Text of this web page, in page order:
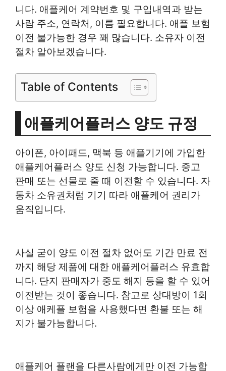
니다. 애플케어 계약번호 및 구입내역과 받는
사람 주소, 연락처, 이름 필요합니다. 애플 보험
이전 불가능한 경우 꽤 많습니다. 소유자 이전
절차 알아보겠습니다.
Table of Contents
애플케어플러스 양도 규정
아이폰, 아이패드, 맥북 등 애플기기에 가입한
애플케어플러스 양도 신청 가능합니다. 중고
판매 또는 선물로 줄 때 이전할 수 있습니다. 자
동차 소유권처럼 기기 따라 애플케어 권리가
움직입니다.
사실 굳이 양도 이전 절차 없어도 기간 만료 전
까지 해당 제품에 대한 애플케어플러스 유효합
니다. 단지 판매자가 중도 해지 등을 할 수 있어
이전받는 것이 좋습니다. 참고로 상대방이 1회
이상 애케플 보험을 사용했다면 환불 또는 해
지가 불가능합니다.
애플케어 플랜을 다른사람에게만 이전 가능합